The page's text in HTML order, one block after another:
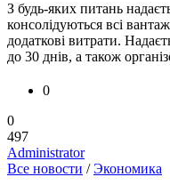
З будь-яких питань
консолідуються всі
додаткові витрати.
до 30 днів, а також
0
0
497
Administrator
Все новости /Экономика